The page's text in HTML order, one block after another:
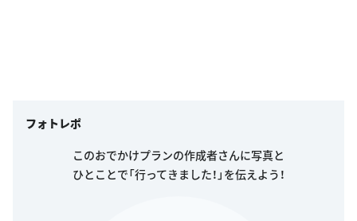
フォトレポ
このおでかけプランの作成者さんに写真と
ひとことで「行ってきました！」を伝えよう！